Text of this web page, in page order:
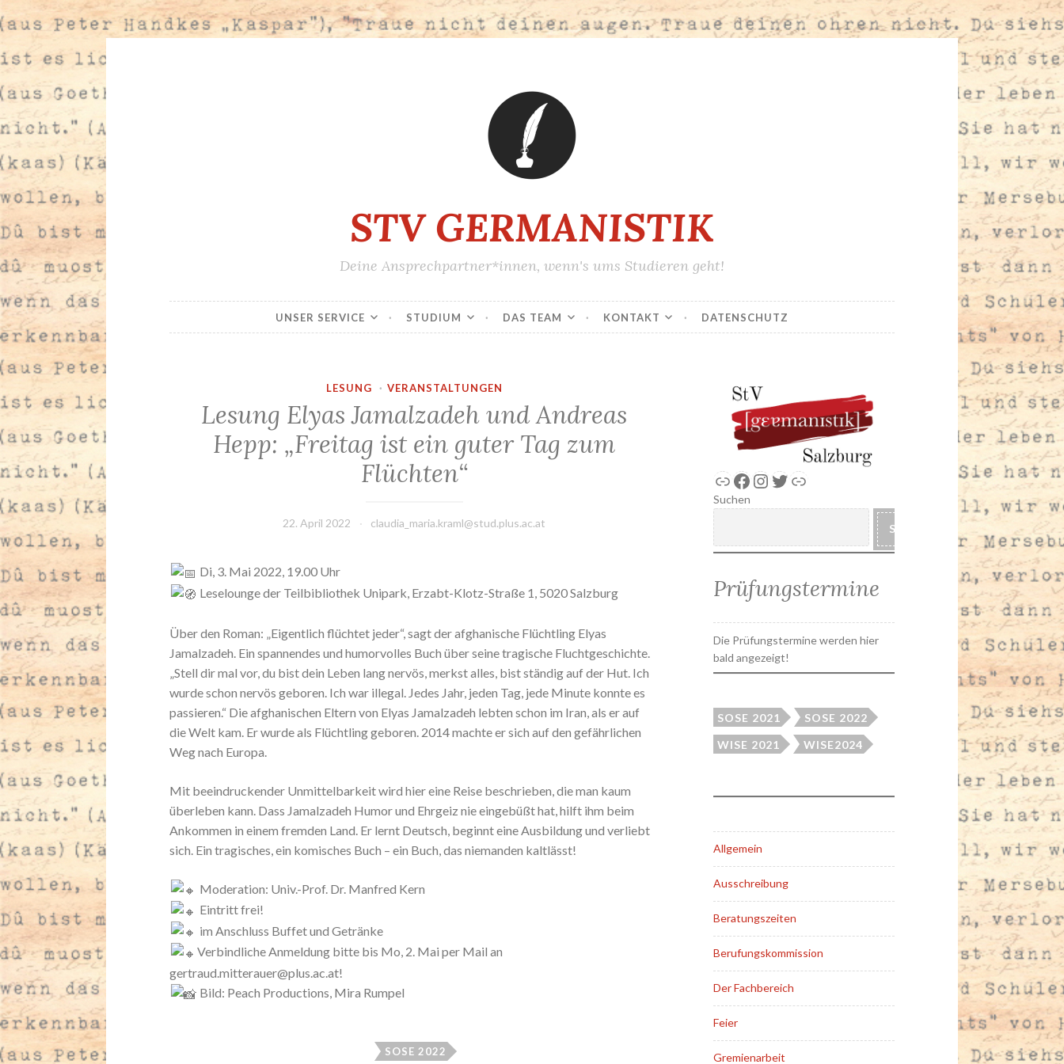
STV GERMANISTIK
Deine Ansprechpartner*innen, wenn's ums Studieren geht!
UNSER SERVICE STUDIUM DAS TEAM KONTAKT DATENSCHUTZ
LESUNG · VERANSTALTUNGEN
Lesung Elyas Jamalzadeh und Andreas
Hepp: „Freitag ist ein guter Tag zum
Flüchten“
22. April 2022 claudia_maria.kraml@stud.plus.ac.at
Di, 3. Mai 2022, 19.00 Uhr
Leselounge der Teilbibliothek Unipark, Erzabt-Klotz-Straße 1, 5020 Salzburg
Über den Roman: „Eigentlich flüchtet jeder“, sagt der afghanische Flüchtling Elyas
Jamalzadeh. Ein spannendes und humorvolles Buch über seine tragische Fluchtgeschichte.
„Stell dir mal vor, du bist dein Leben lang nervös, merkst alles, bist ständig auf der Hut. Ich
wurde schon nervös geboren. Ich war illegal. Jedes Jahr, jeden Tag, jede Minute konnte es
passieren.“ Die afghanischen Eltern von Elyas Jamalzadeh lebten schon im Iran, als er auf
die Welt kam. Er wurde als Flüchtling geboren. 2014 machte er sich auf den gefährlichen
Weg nach Europa.
Mit beeindruckender Unmittelbarkeit wird hier eine Reise beschrieben, die man kaum
überleben kann. Dass Jamalzadeh Humor und Ehrgeiz nie eingebüßt hat, hilft ihm beim
Ankommen in einem fremden Land. Er lernt Deutsch, beginnt eine Ausbildung und verliebt
sich. Ein tragisches, ein komisches Buch – ein Buch, das niemanden kaltlässt!
Moderation: Univ.-Prof. Dr. Manfred Kern
Eintritt frei!
im Anschluss Buffet und Getränke
Verbindliche Anmeldung bitte bis Mo, 2. Mai per Mail an
gertraud.mitterauer@plus.ac.at!
Bild: Peach Productions, Mira Rumpel
SOSE 2022
LinkFacebook
Instagram
Twitter
Link
Suchen
SUCHEN
Prüfungstermine
Die Prüfungstermine werden hier
bald angezeigt!
SOSE 2021 SOSE 2022
WISE 2021 WISE2024
Allgemein
Ausschreibung
Beratungszeiten
Berufungskommission
Der Fachbereich
Feier
Gremienarbeit